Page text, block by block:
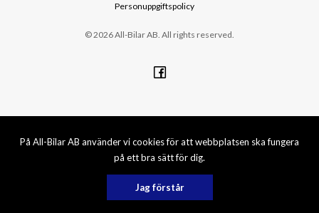
På All-Bilar AB använder vi cookies för att webbplatsen ska fungera
på ett bra sätt för dig.
Jag förstår
© 2026 All-Bilar AB. All rights reserved.
Personuppgiftspolicy